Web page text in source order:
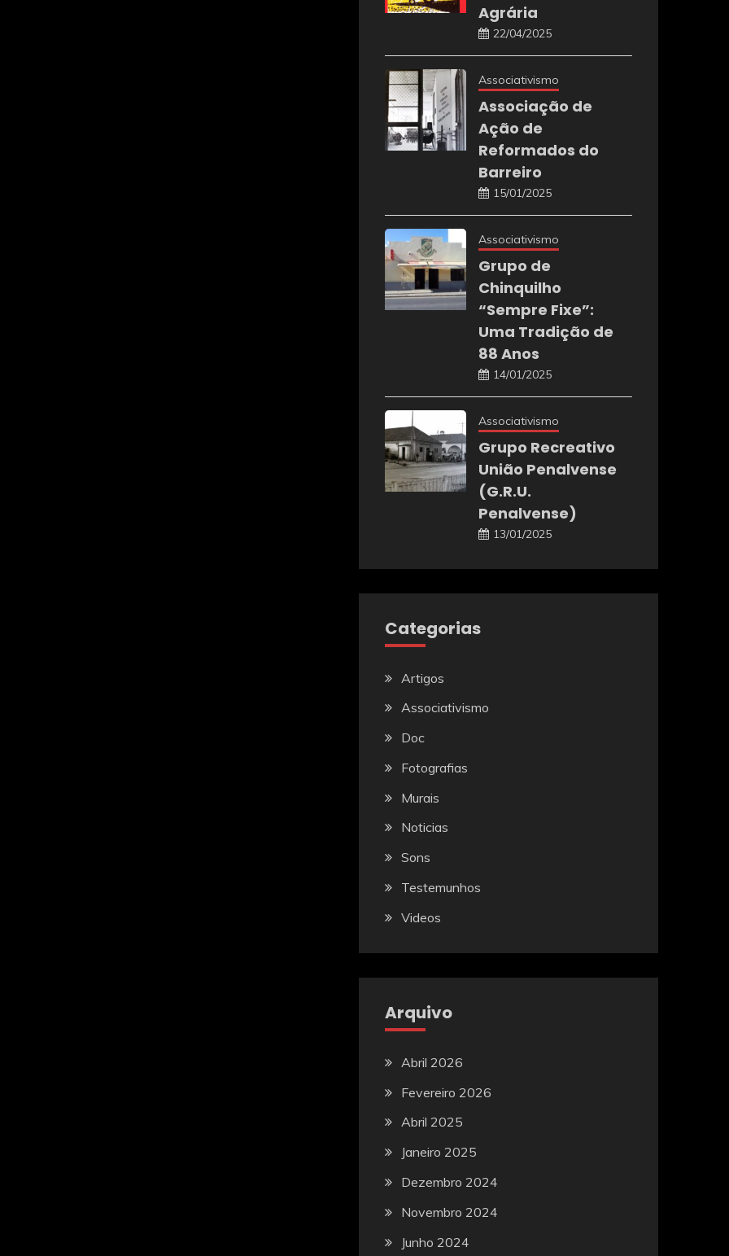
Agrária
22/04/2025
Associativismo
Associação de
Ação de
Reformados do
Barreiro
15/01/2025
Associativismo
Grupo de
Chinquilho
“Sempre Fixe”:
Uma Tradição de
88 Anos
14/01/2025
Associativismo
Grupo Recreativo
União Penalvense
(G.R.U.
Penalvense)
13/01/2025
Categorias
Artigos
Associativismo
Doc
Fotografias
Murais
Noticias
Sons
Testemunhos
Videos
Arquivo
Abril 2026
Fevereiro 2026
Abril 2025
Janeiro 2025
Dezembro 2024
Novembro 2024
Junho 2024